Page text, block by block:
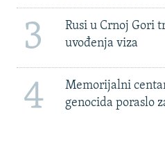
3
Rusi u Crnoj Gori
uvođenja viza
4
Memorijalni
genocida poraslo